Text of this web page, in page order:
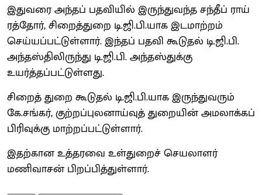
இதுவரை அந்தப் பதவியில் இருந்துவந்த சந்தீப் ராய்
ரத்தோர், சிறைத்துறை டி.ஜி.பி.யாக இடமாற்றம்
செய்யப்பட்டுள்ளார். இந்தப் பதவி கூடுதல் டி.ஜி.பி.
அந்தஸ்திலிருந்து டி.ஜி.பி. அந்தஸ்துக்கு
உயர்த்தப்பட்டுள்ளது.
சிறைத் துறை கூடுதல் டி.ஜி.பி.யாக இருந்துவரும்
கே.சங்கர், குற்றப்புலனாய்வுத் துறையின் அமலாக்கப்
பிரிவுக்கு மாற்றப்பட்டுள்ளார்.
இதற்கான உத்தரவை உள்துறைச் செயலாளர்
மணிவாசன் பிறப்பித்துள்ளார்.